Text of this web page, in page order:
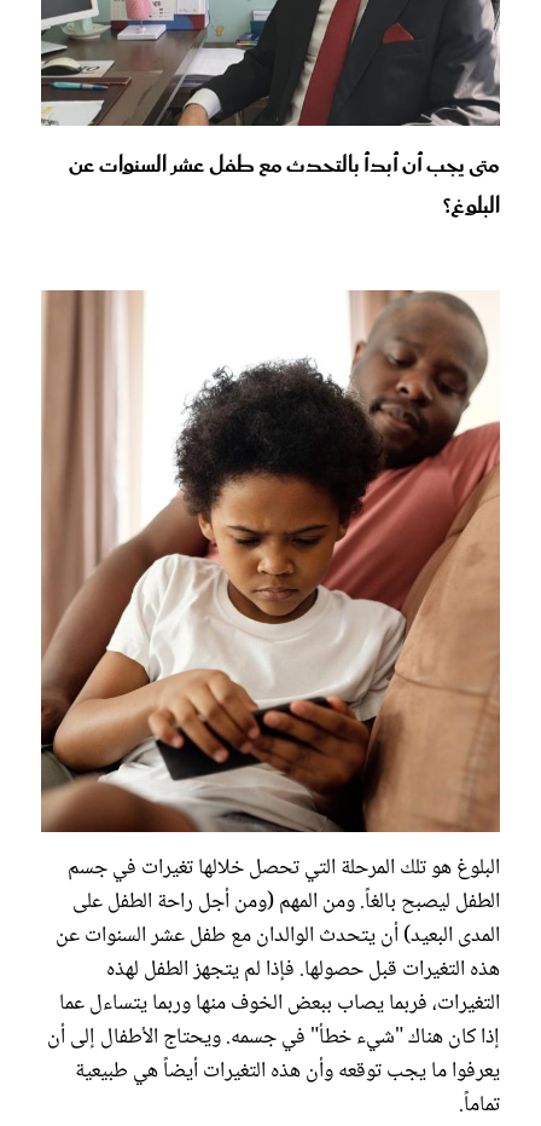
متى يجب أن أبدأ بالتحدث مع طفل عشر السنوات عن
البلوغ؟
البلوغ هو تلك المرحلة التي تحصل خلالها تغيرات في جسم
الطفل ليصبح بالغاً. ومن المهم (ومن أجل راحة الطفل على
المدى البعيد) أن يتحدث الوالدان مع طفل عشر السنوات عن
هذه التغيرات قبل حصولها. فإذا لم يتجهز الطفل لهذه
التغيرات، فربما يصاب ببعض الخوف منها وربما يتساءل عما
إذا كان هناك "شيء خطأ" في جسمه. ويحتاج الأطفال إلى أن
يعرفوا ما يجب توقعه وأن هذه التغيرات أيضاً هي طبيعية
تماماً.